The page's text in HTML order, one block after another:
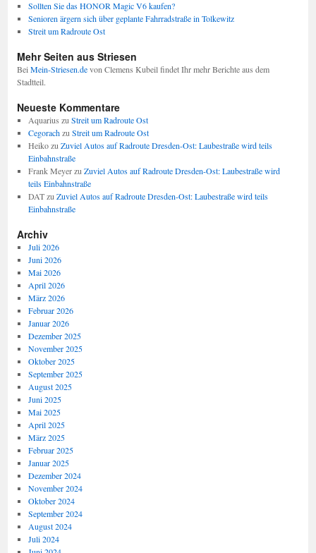
Sollten Sie das HONOR Magic V6 kaufen?
Senioren ärgern sich über geplante Fahrradstraße in Tolkewitz
Streit um Radroute Ost
Mehr Seiten aus Striesen
BeiMein-Striesen.devon Clemens Kubeil findet Ihr mehr Berichte aus dem
Stadtteil.
Neueste Kommentare
Aquarius zuStreit um Radroute Ost
CegorachzuStreit um Radroute Ost
HeikozuZuviel Autos auf Radroute Dresden-Ost: Laubestraße wird teils
Einbahnstraße
Frank MeyerzuZuviel Autos auf Radroute Dresden-Ost: Laubestraße wird
teils Einbahnstraße
DATzuZuviel Autos auf Radroute Dresden-Ost: Laubestraße wird teils
Einbahnstraße
Archiv
Juli 2026
Juni 2026
Mai 2026
April 2026
März 2026
Februar 2026
Januar 2026
Dezember 2025
November 2025
Oktober 2025
September 2025
August 2025
Juni 2025
Mai 2025
April 2025
März 2025
Februar 2025
Januar 2025
Dezember 2024
November 2024
Oktober 2024
September 2024
August 2024
Juli 2024